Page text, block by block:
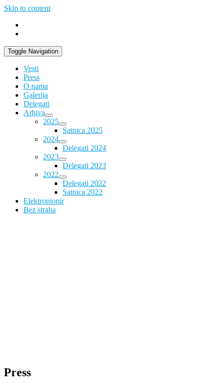
Skip to content
Toggle Navigation
Vesti
Press
O nama
Galerija
Delegati
Arhiva
2025
Satnica 2025
2024
Delegati 2024
2023
Delegati 2023
2022
Delegati 2022
Satnica 2022
Elektropionir
Bez straha
Press